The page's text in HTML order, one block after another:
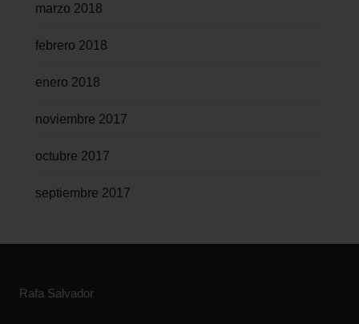
marzo 2018
febrero 2018
enero 2018
noviembre 2017
octubre 2017
septiembre 2017
Rafa Salvador